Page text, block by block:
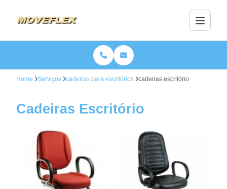
Home Serviços cadeiras para escritórios cadeiras escritório
Cadeiras Escritório